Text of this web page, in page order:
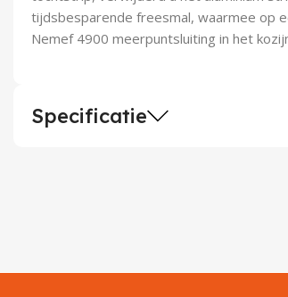
tijdsbesparende freesmal, waarmee op
Nemef 4900 meerpuntsluiting in het
Specificatie